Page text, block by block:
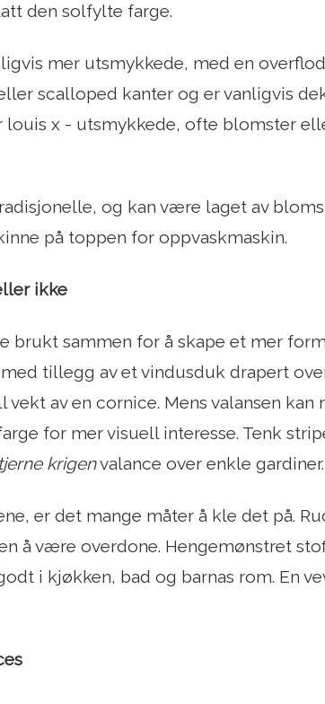
den solfylte farge.
mer utsmykkede, med en
scalloped kanter og er vanligvis
louis x - utsmykkede, ofte blomster
og kan være laget av
på toppen for oppvaskmaskin.
ikke
brukt sammen for å skape et mer
tillegg av et vindusduk drapert
av en cornice. Mens valansen kan
for mer visuell interesse. Tenk
krigenvalance over enkle gardiner.
er det mange måter å kle det på.
å være overdone. Hengemønstret
i kjøkken, bad og barnas rom. En